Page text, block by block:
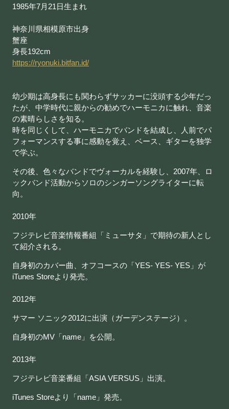
1985年7月21日生まれ
神奈川県相模原市出身
蟹座
身長192cm
https://ryonuki.bitfan.id/
幼少期は高身長にも関わらずサッカーに没頭する少年だっ
たが、中学時代に親からの勧めでハーモニカに触れ、音楽
の素晴らしさを知る。
時を同じくして、ハーモニカでバンドを結成し、
人前でパ
フォーマンスする事に感動を覚え、ベース、ギターを独学
で学ぶ。
その後、色々なバンドでヴォーカルを経験し、2007年、ロ
ックバンド活動からソロのシンガーソングライターに転
向。
2010年
フジテレビ音楽情報番組「ミューサタ」で期待の新人とし
て紹介される。
自身初のカバー曲、オフコースの「YES- YES- YES」が
iTunes Storeより発売。
2012年
サマー ソニック2012に出演（ガーデンステージ）。
自身初のMV「name」を公開。
2013年
フジテレビ音楽番組「ASIA VERSUS」出演。
iTunes Storeより「name」発売。